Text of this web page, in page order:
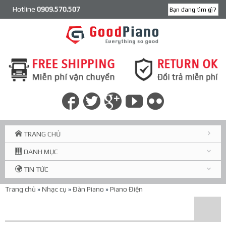
Hotline 0909.570.507
TRANG CHỦ
DANH MỤC
TIN TỨC
Trang chủ »Nhạc cụ »Đàn Piano »Piano Điện